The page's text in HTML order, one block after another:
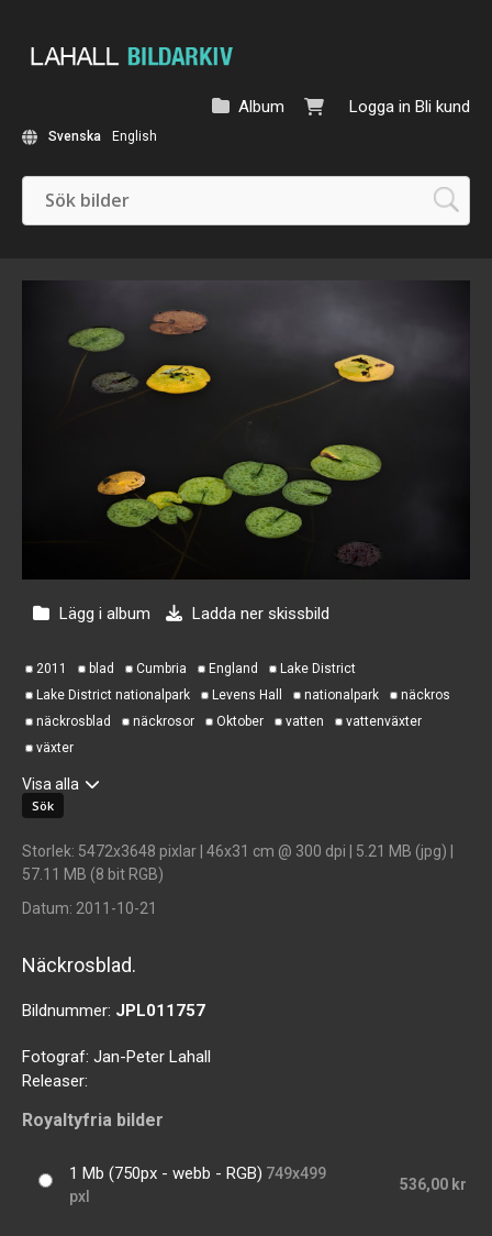
Logga in Bli kund
Album
Svenska English
Lägg i album Ladda ner skissbild
2011 blad Cumbria England
Lake District
Lake District nationalpark
Levens Hall nationalpark
näckros
näckrosblad
näckrosor Oktober vatten
vattenväxter
växter
Visa alla
Storlek: 5472x3648 pixlar | 46x31 cm @ 300 dpi | 5.21 MB (jpg) |
57.11 MB (8 bit RGB)
Datum: 2011-10-21
Näckrosblad.
Bildnummer: JPL011757
Fotograf: Jan-Peter Lahall
Releaser:
Royaltyfria bilder
1 Mb (750px - webb - RGB) 749x499
pxl
536,00 kr